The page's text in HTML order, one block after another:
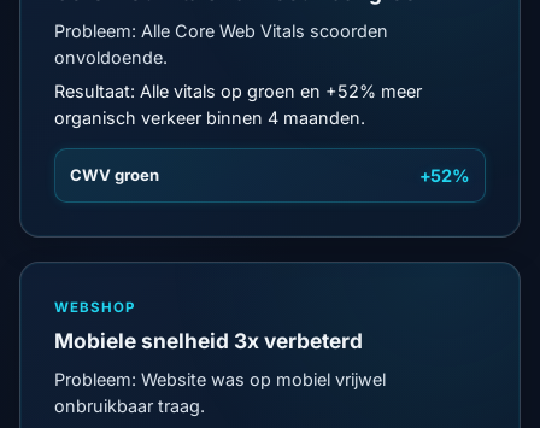
Probleem: Alle Core Web Vitals scoorden
onvoldoende.
Resultaat: Alle vitals op groen en +52% meer
organisch verkeer binnen 4 maanden.
CWV groen +52%
WEBSHOP
Mobiele snelheid 3x verbeterd
Probleem: Website was op mobiel vrijwel
onbruikbaar traag.